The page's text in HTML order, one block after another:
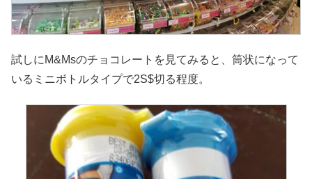
試しにM&Msのチョコレートを見てみると、筒状になって
いるミニボトルタイプで2S$切る程度。